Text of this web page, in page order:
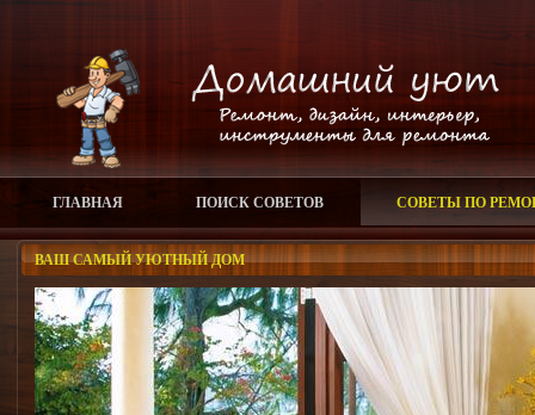
ГЛАВНАЯ ПОИСК СОВЕТОВ СОВЕТЫ ПО
ВАШ САМЫЙ УЮТНЫЙ ДОМ